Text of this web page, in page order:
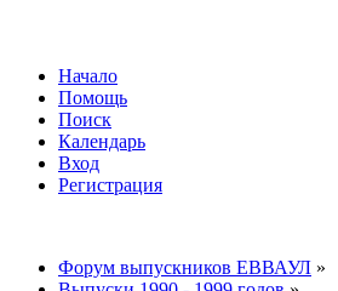
Начало
Помощь
Поиск
Календарь
Вход
Регистрация
Форум выпускников ЕВВАУЛ »